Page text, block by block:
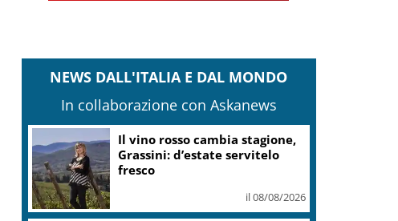
NEWS DALL'ITALIA E DAL MONDO
In collaborazione con Askanews
Il vino rosso cambia stagione,
Grassini: d’estate servitelo
fresco
il 08/08/2026